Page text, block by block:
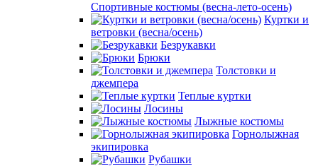
Спортивные костюмы (весна-лето-осень)
Куртки и
ветровки (весна/осень)
Безрукавки
Брюки
Толстовки и
джемпера
Теплые куртки
Лосины
Лыжные костюмы
Горнолыжная
экипировка
Рубашки